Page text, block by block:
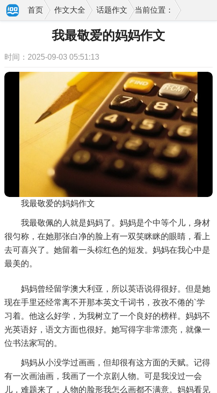
当前位置：
首页 作文大全 话题作文
我最敬爱的妈妈作文
时间：2025-09-03 05:51:13
我最敬爱的妈妈作文
我最敬佩的人就是妈妈了。妈妈是个中等个儿，身材
很匀称，在她那张白净的脸上有一双笑眯眯的眼睛，看上
去可喜兴了。她留着一头棕红色的短发。妈妈在我心中是
最美的。
妈妈曾经留学澳大利亚，所以英语说得很好。但是她
现在手里还经常离不开那本英文千词书，孜孜不倦的`学
习着。他这么好学，为我树立了一个良好的榜样。妈妈不
光英语好，语文方面也很好。她写得字非常漂亮，就像一
位书法家写的。
妈妈从小没学过画画，但却很有这方面的天赋。记得
有一次画油画，我画了一个京剧人物。可是我没过一会
儿，难题来了，人物的脸形我怎么画都不满意。妈妈看见